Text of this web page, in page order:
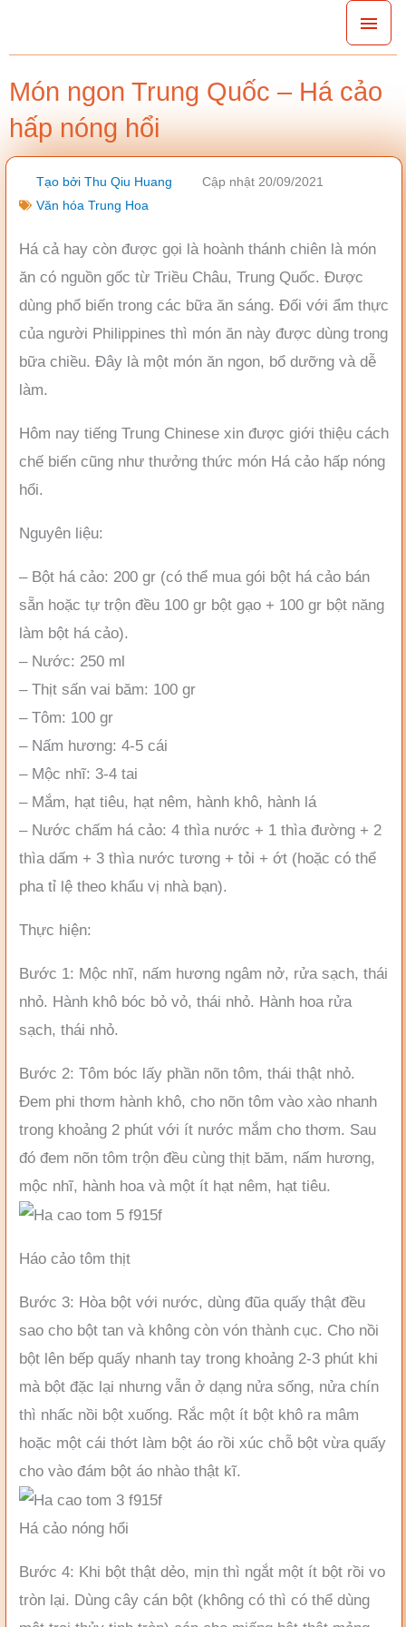
dung
Món ngon Trung Quốc – Há cảo
hấp nóng hổi
Tạo bởi Thu Qiu Huang
Cập nhật 20/09/2021
Văn hóa Trung Hoa
Há cả hay còn được gọi là hoành thánh chiên là món
ăn có nguồn gốc từ Triều Châu, Trung Quốc. Được
dùng phổ biến trong các bữa ăn sáng. Đối với ẩm thực
của người Philippines thì món ăn này được dùng trong
bữa chiều. Đây là một món ăn ngon, bổ dưỡng và dễ
làm.
Hôm nay tiếng Trung Chinese xin được giới thiệu cách
chế biến cũng như thưởng thức món Há cảo hấp nóng
hổi.
Nguyên liệu:
– Bột há cảo: 200 gr (có thể mua gói bột há cảo bán
sẵn hoặc tự trộn đều 100 gr bột gạo + 100 gr bột năng
làm bột há cảo).
– Nước: 250 ml
– Thịt sấn vai băm: 100 gr
– Tôm: 100 gr
– Nấm hương: 4-5 cái
– Mộc nhĩ: 3-4 tai
– Mắm, hạt tiêu, hạt nêm, hành khô, hành lá
– Nước chấm há cảo: 4 thìa nước + 1 thìa đường + 2
thìa dấm + 3 thìa nước tương + tỏi + ớt (hoặc có thể
pha tỉ lệ theo khẩu vị nhà bạn).
Thực hiện:
Bước 1: Mộc nhĩ, nấm hương ngâm nở, rửa sạch, thái
nhỏ. Hành khô bóc bỏ vỏ, thái nhỏ. Hành hoa rửa
sạch, thái nhỏ.
Bước 2: Tôm bóc lấy phần nõn tôm, thái thật nhỏ.
Đem phi thơm hành khô, cho nõn tôm vào xào nhanh
trong khoảng 2 phút với ít nước mắm cho thơm. Sau
đó đem nõn tôm trộn đều cùng thịt băm, nấm hương,
mộc nhĩ, hành hoa và một ít hạt nêm, hạt tiêu.
Háo cảo tôm thịt
Bước 3: Hòa bột với nước, dùng đũa quấy thật đều
sao cho bột tan và không còn vón thành cục. Cho nồi
bột lên bếp quấy nhanh tay trong khoảng 2-3 phút khi
mà bột đặc lại nhưng vẫn ở dạng nửa sống, nửa chín
thì nhấc nồi bột xuống. Rắc một ít bột khô ra mâm
hoặc một cái thớt làm bột áo rồi xúc chỗ bột vừa quấy
cho vào đám bột áo nhào thật kĩ.
Há cảo nóng hổi
Bước 4: Khi bột thật dẻo, mịn thì ngắt một ít bột rồi vo
tròn lại. Dùng cây cán bột (không có thì có thể dùng